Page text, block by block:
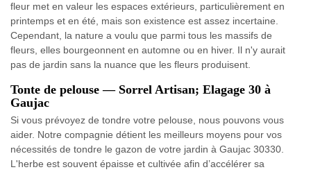
fleur met en valeur les espaces extérieurs, particulièrement en
printemps et en été, mais son existence est assez incertaine.
Cependant, la nature a voulu que parmi tous les massifs de
fleurs, elles bourgeonnent en automne ou en hiver. Il n'y aurait
pas de jardin sans la nuance que les fleurs produisent.
Tonte de pelouse — Sorrel Artisan; Elagage 30 à
Gaujac
Si vous prévoyez de tondre votre pelouse, nous pouvons vous
aider. Notre compagnie détient les meilleurs moyens pour vos
nécessités de tondre le gazon de votre jardin à Gaujac 30330.
L'herbe est souvent épaisse et cultivée afin d’accélérer sa